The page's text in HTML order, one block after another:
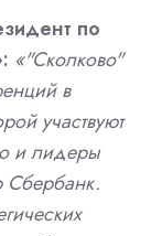
по
«"Сколково"
в
участвуют
и лидеры
Сбербанк.